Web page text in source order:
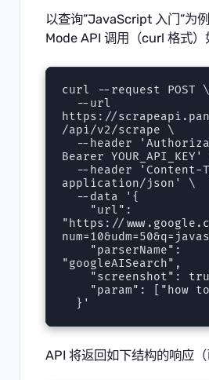
以查询”JavaScript 入门”为
Mode API 调用（curl 格式）
curl --request POST \
https://
/api/v2/scrape \
Bearer
application/json' \
"https://
"googleAISearch",
  }'
API 将返回如下结构的响应（